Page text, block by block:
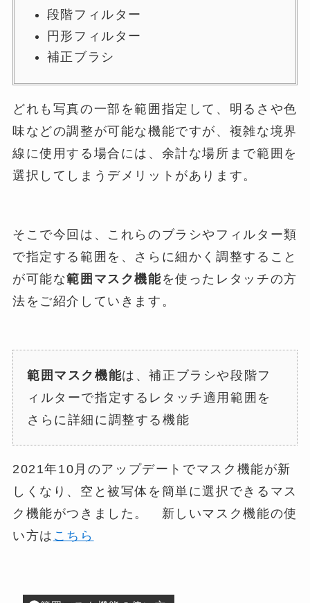
段階フィルター
円形フィルター
補正ブラシ
どれも写真の一部を範囲指定して、明るさや色
味などの調整が可能な機能ですが、複雑な境界
線に使用する場合には、余計な場所まで範囲を
選択してしまうデメリットがあります。
そこで今回は、これらのブラシやフィルター類
で指定する範囲を、さらに細かく調整すること
が可能な範囲マスク機能を使ったレタッチの方
法をご紹介していきます。
範囲マスク機能は、補正ブラシや段階フ
ィルターで指定するレタッチ適用範囲を
さらに詳細に調整する機能
2021年10月のアップデートでマスク機能が新
しくなり、空と被写体を簡単に選択できるマス
ク機能がつきました。 新しいマスク機能の使
い方は こちら